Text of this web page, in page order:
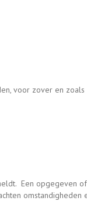
voor zover en
Een opgegeven
omstandigheden